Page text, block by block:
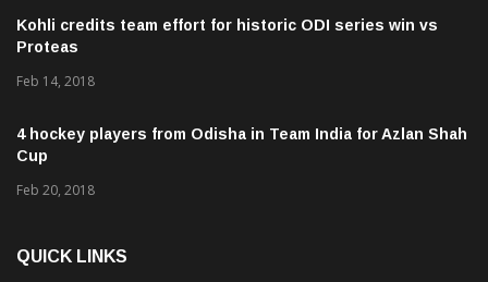
Kohli credits team effort for historic ODI series win vs
Proteas
Feb 14, 2018
4 hockey players from Odisha in Team India for Azlan Shah
Cup
Feb 20, 2018
QUICK LINKS